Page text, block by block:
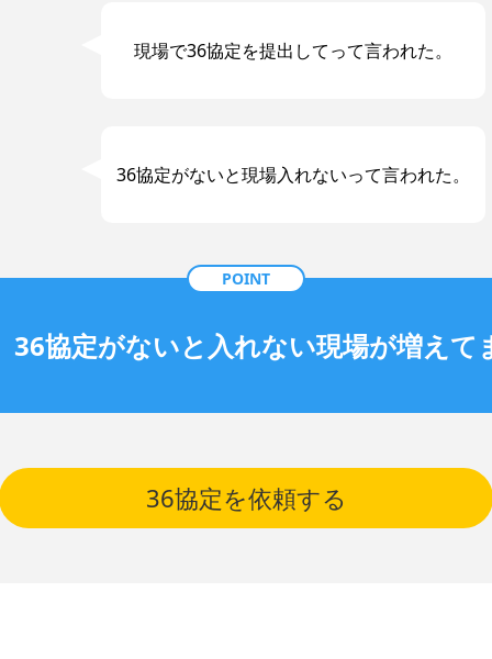
現場で36協定を提出してって言われた。
36協定がないと現場入れないって言われた。
36協定がないと入れない現場が増えて
36協定を依頼する